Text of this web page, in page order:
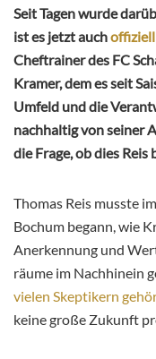
Seit Tagen wurde
ist es jetzt auchoffiziell
Cheftrainer des FC
Kramer, dem es seit
Umfeld und die
nachhaltig von seiner
die Frage, ob dies Reis
Thomas Reis musste
Bochum begann, wie
Anerkennung und
räume im Nachhinein
vielen Skeptikern
keine große Zukunft